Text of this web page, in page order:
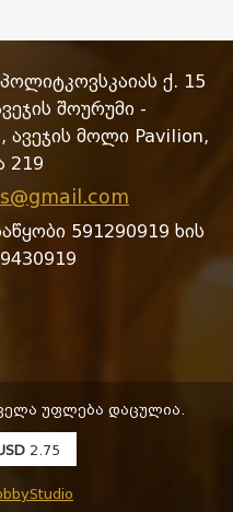
ქ. 15
შოურუმი -
ავეჯის მოლი Pavilion,
219
591290919 ხის
უფლება დაცულია.
2.75